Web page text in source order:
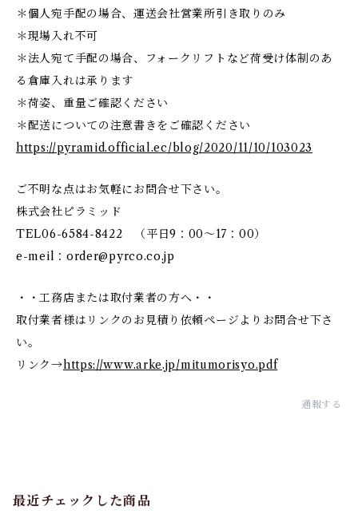
＊個人宛手配の場合、運送会社営業所引き取りのみ
＊現場入れ不可
＊法人宛て手配の場合、フォークリフトなど荷受け体制のあ
る倉庫入れは承ります
＊荷姿、重量ご確認ください
＊配送についての注意書きをご確認ください
https://pyramid.official.ec/blog/2020/11/10/103023
ご不明な点はお気軽にお問合せ下さい。
株式会社ピラミッド
TEL06-6584-8422 （平日9：00～17：00）
e-meil： order@pyrco.co.jp
・・工務店または取付業者の方へ・・
取付業者様はリンクのお見積り依頼ページよりお問合せ下さ
い。
リンク→https://www.arke.jp/mitumorisyo.pdf
通報する
最近チェックした商品